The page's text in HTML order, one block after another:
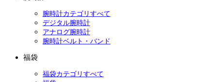
腕時計カテゴリすべて
デジタル腕時計
アナログ腕時計
腕時計ベルト・バンド
福袋
福袋カテゴリすべて